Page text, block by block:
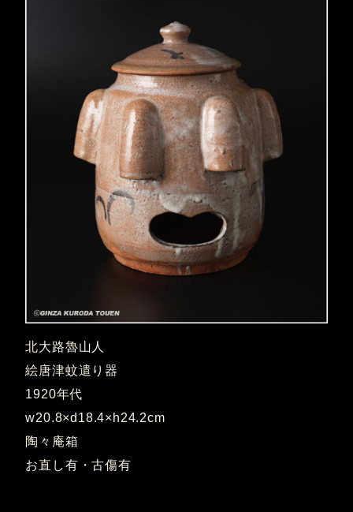
北大路魯山人
絵唐津蚊遣り器
1920年代
w20.8×d18.4×h24.2cm
陶々庵箱
お直し有・古傷有